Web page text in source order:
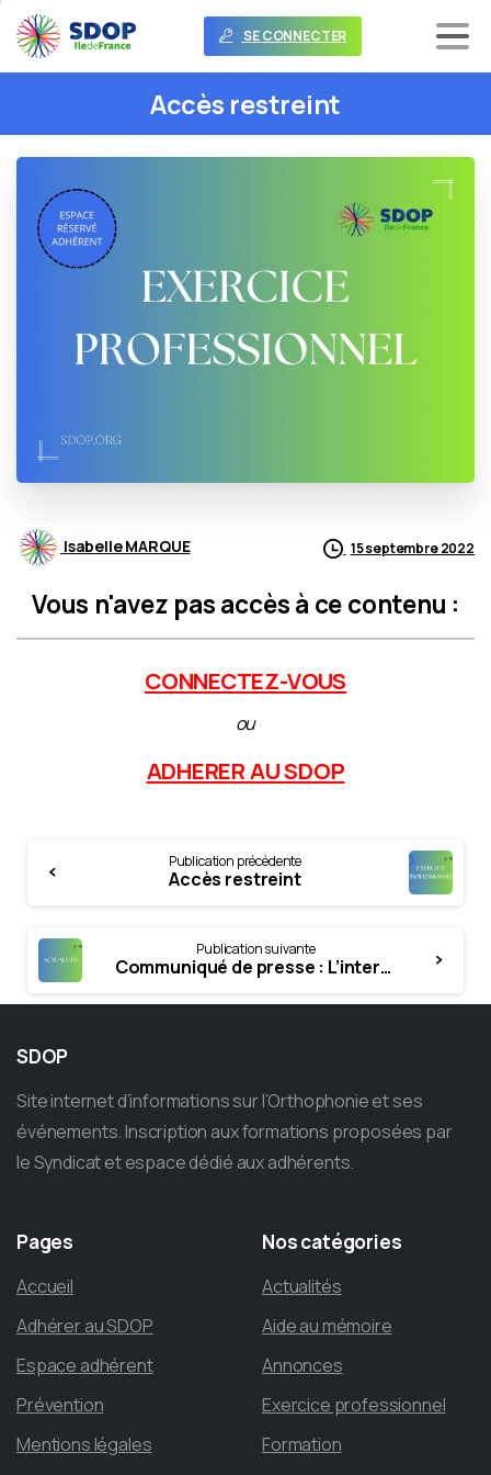
SE CONNECTER
Accès restreint
Isabelle MARQUE 15 septembre 2022
Vous n'avez pas accès à ce contenu :
CONNECTEZ-VOUS
ou
ADHERER AU SDOP
Reading
Publication précédente
Accès restreint
Publication suivante
Communiqué de presse : L’intersyndicale appelle à une mobilisation massive
SDOP
Site internet d’informations sur l’Orthophonie et ses
événements. Inscription aux formations proposées par
le Syndicat et espace dédié aux adhérents.
Pages
Accueil
Adhérer au SDOP
Espace adhérent
Prévention
Mentions légales
Noscatégories
Actualités
Aide au mémoire
Annonces
Exercice professionnel
Formation